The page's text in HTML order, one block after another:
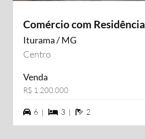
Comércio com Residência
Iturama / MG
Centro
Venda
R$ 1.200.000
6 vagas na garagem
6 | 3 dormiórios
3 | 2 banheiros
2